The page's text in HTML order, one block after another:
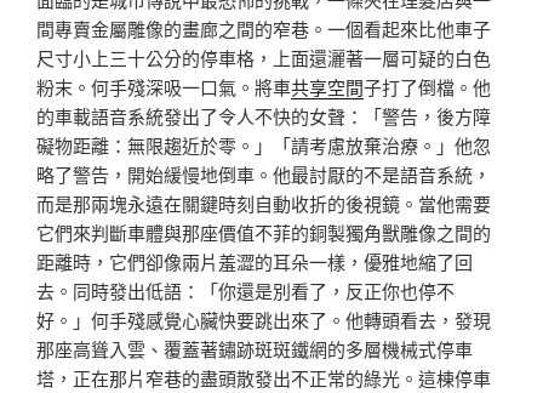
間專賣金屬雕像的畫廊之間的窄巷。一個看起來比他車子
尺寸小上三十公分的停車格，上面還灑著一層可疑的白色
粉末。何手殘深吸一口氣。將車共享空間子打了倒檔。他
的車載語音系統發出了令人不快的女聲：「警告，後方障
礙物距離：無限趨近於零。」「請考慮放棄治療。」他忽
略了警告，開始緩慢地倒車。他最討厭的不是語音系統，
而是那兩塊永遠在關鍵時刻自動收折的後視鏡。當他需要
它們來判斷車體與那座價值不菲的銅製獨角獸雕像之間的
距離時，它們卻像兩片羞澀的耳朵一樣，優雅地縮了回
去。同時發出低語：「你還是別看了，反正你也停不
好。」何手殘感覺心臟快要跳出來了。他轉頭看去，發現
那座高聳入雲、覆蓋著鏽跡斑斑鐵網的多層機械式停車
塔，正在那片窄巷的盡頭散發出不正常的綠光。這棟停車